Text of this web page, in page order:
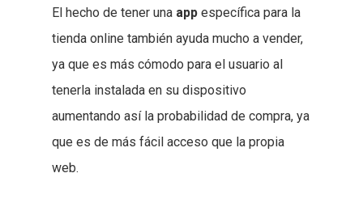
El hecho de tener una app específica para la
tienda online también ayuda mucho a vender,
ya que es más cómodo para el usuario al
tenerla instalada en su dispositivo
aumentando así la probabilidad de compra, ya
que es de más fácil acceso que la propia
web.